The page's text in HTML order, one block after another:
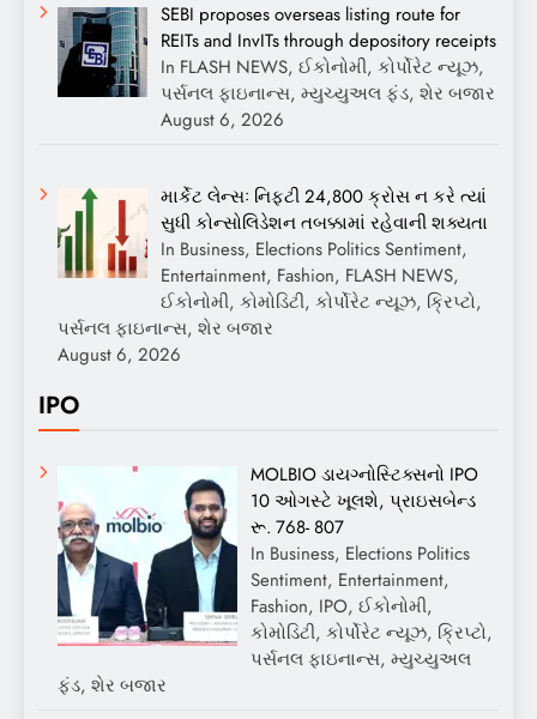
SEBI proposes overseas listing route for
REITs and InvITs through depository receipts
In FLASH NEWS, ઈકોનોમી, કોર્પોરેટ ન્યૂઝ,
પર્સનલ ફાઇનાન્સ, મ્યુચ્યુઅલ ફંડ, શેર બજાર
August 6, 2026
માર્કેટ લેન્સઃ નિફ્ટી 24,800 ક્રોસ ન કરે ત્યાં
સુધી કોન્સોલિડેશન તબક્કામાં રહેવાની શક્યતા
In Business, Elections Politics Sentiment,
Entertainment, Fashion, FLASH NEWS,
ઈકોનોમી, કોમોડિટી, કોર્પોરેટ ન્યૂઝ, ક્રિપ્ટો,
પર્સનલ ફાઇનાન્સ, શેર બજાર
August 6, 2026
IPO
MOLBIO ડાયગ્નોસ્ટિક્સનો IPO
10 ઓગસ્ટે ખૂલશે, પ્રાઇસબેન્ડ
રૂ. 768- 807
In Business, Elections Politics
Sentiment, Entertainment,
Fashion, IPO, ઈકોનોમી,
કોમોડિટી, કોર્પોરેટ ન્યૂઝ, ક્રિપ્ટો,
પર્સનલ ફાઇનાન્સ, મ્યુચ્યુઅલ
ફંડ, શેર બજાર